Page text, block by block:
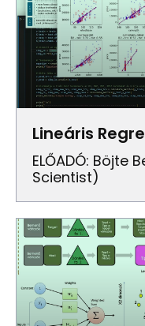
Lineáris
ELŐADÓ: Böjte
Scientist)